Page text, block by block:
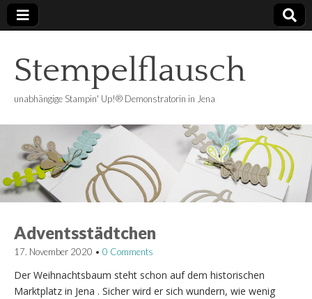
Stempelflausch
unabhängige Stampin' Up!® Demonstratorin in Jena
Adventsstädtchen
17. November 2020 • 0 Comments
Der Weihnachtsbaum steht schon auf dem historischen
Marktplatz in Jena . Sicher wird er sich wundern, wie wenig